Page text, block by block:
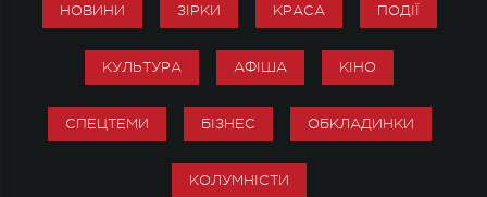
НОВИНИ ЗІРКИ КРАСА ПОДІЇ
КУЛЬТУРА АФІША КІНО
СПЕЦТЕМИ БІЗНЕС ОБКЛАДИНКИ
КОЛУМНІСТИ